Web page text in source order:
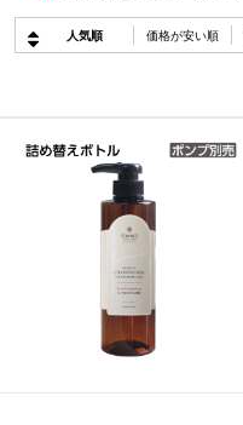
人気順 価格が安い順